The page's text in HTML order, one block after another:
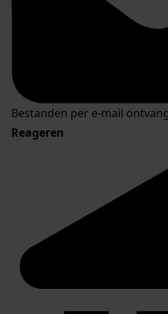
Bestanden per e-mail
Reageren